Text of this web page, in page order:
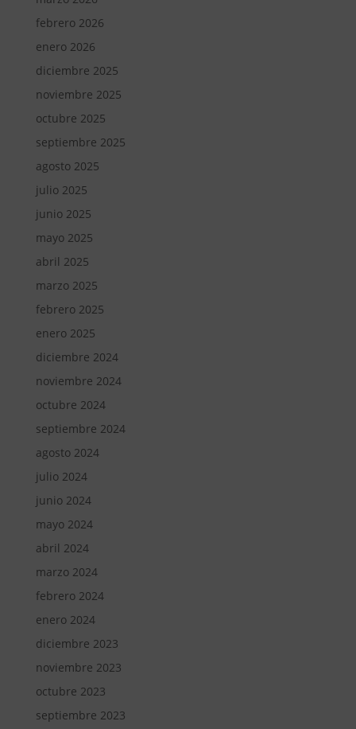
febrero 2026
enero 2026
diciembre 2025
noviembre 2025
octubre 2025
septiembre 2025
agosto 2025
julio 2025
junio 2025
mayo 2025
abril 2025
marzo 2025
febrero 2025
enero 2025
diciembre 2024
noviembre 2024
octubre 2024
septiembre 2024
agosto 2024
julio 2024
junio 2024
mayo 2024
abril 2024
marzo 2024
febrero 2024
enero 2024
diciembre 2023
noviembre 2023
octubre 2023
septiembre 2023